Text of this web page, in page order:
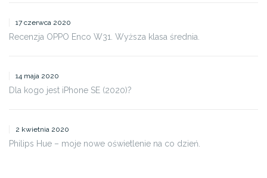
17 czerwca 2020
Recenzja OPPO Enco W31. Wyższa klasa średnia.
14 maja 2020
Dla kogo jest iPhone SE (2020)?
2 kwietnia 2020
Philips Hue – moje nowe oświetlenie na co dzień.